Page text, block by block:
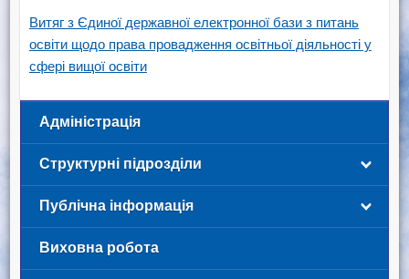
Витяг з Єдиної державної електронної бази з питань
освіти щодо права провадження освітньої діяльності у
сфері вищої освіти
Адміністрація
Структурні підрозділи
Публічна інформація
Виховна робота